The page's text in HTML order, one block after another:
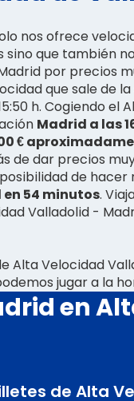
nos ofrece
que también
por precios
que sale de
h. Cogiendo el
Madrid a las
€
de dar precios
de hacer
54 minutos.
Valladolid -
Alta Velocidad
jugar a la
en
de Alta